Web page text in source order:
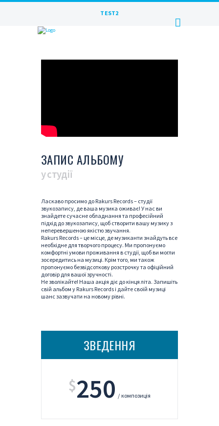
TEST2
ЗАПИС АЛЬБОМУ
у студії
Ласкаво просимо до Rakurs Records – студії
звукозапису, де ваша музика оживає! У нас ви
знайдете сучасне обладнання та професійний
підхід до звукозапису, щоб створити вашу музику з
неперевершеною якістю звучання.
Rakurs Records – це місце, де музиканти знайдуть все
необхідне для творчого процесу. Ми пропонуємо
комфортні умови проживання в студії, щоб ви могли
зосередитись на музиці. Крім того, ми також
пропонуємо безвідсоткову розстрочку та офіційний
договір для вашої зручності.
Не зволікайте! Наша акція діє до кінця літа. Запишіть
свій альбом у Rakurs Records і дайте своїй музиці
шанс зазвучати на новому рівні.
ЗВЕДЕННЯ
$250 композиція